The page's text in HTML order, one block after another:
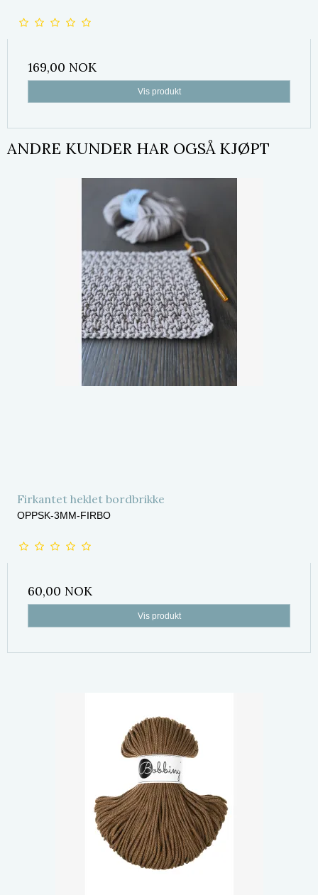
169,00 NOK
Vis produkt
ANDRE KUNDER HAR OGSÅ KJØPT
Firkantet heklet bordbrikke
OPPSK-3MM-FIRBO
60,00 NOK
Vis produkt